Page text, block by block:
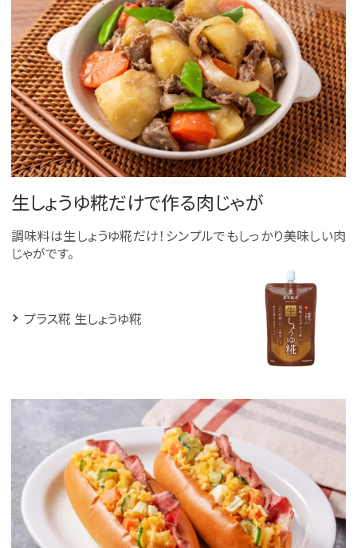
生しょうゆ糀だけで作る肉じゃが
調味料は生しょうゆ糀だけ！シンプルでもしっかり美味しい肉
じゃがです。
プラス糀 生しょうゆ糀